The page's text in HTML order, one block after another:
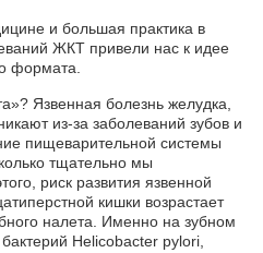
и большая практика в
ЖКТ привели нас к идее
формата.
Язвенная болезнь желудка,
из-за заболеваний зубов и
пищеварительной системы
тщательно мы
риск развития язвенной
кишки возрастает
налета. Именно на зубном
Helicobacter pylori,